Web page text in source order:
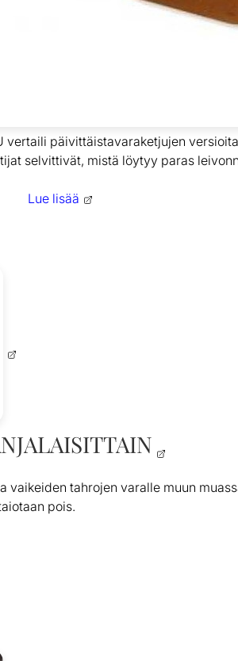
vertaili päivittäistavaraketjujen
selvittivät, mistä löytyy paras
Lue lisää
vaikeiden tahrojen varalle muun
pois.